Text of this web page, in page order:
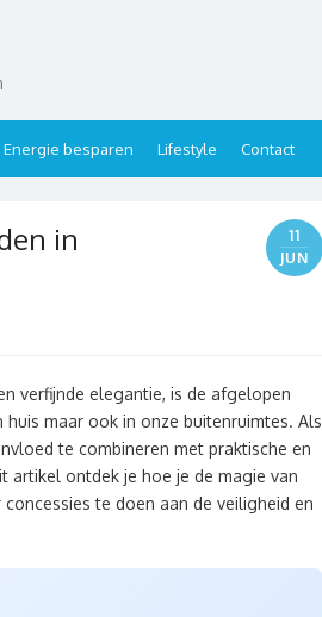
Energie besparen Lifestyle Contact
in
11
JUN
verfijnde elegantie, is de afgelopen
maar ook in onze buitenruimtes. Als
te combineren met praktische en
artikel ontdek je hoe je de magie van
te doen aan de veiligheid en